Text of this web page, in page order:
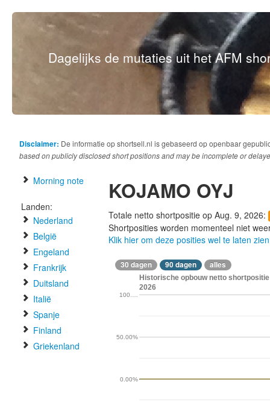
Dagelijks de mutaties uit het AFM
Disclaimer: De informatie op shortsell.nl is gebaseerd op openbaar
based on publicly disclosed short positions and may be incomplete or
Morning note
Landen:
Nederland
België
Engeland
Frankrijk
Duitsland
Italië
Spanje
Finland
Griekenland
KOJAMO OYJ
Totale netto shortpositie op Aug. 9, 2026:
Shortposities worden momenteel niet
Klik hier om deze posities wel te laten zien
30 dagen 90 dagen alles
Historische opbouw netto
2026
0.00%
50.00%
100.…